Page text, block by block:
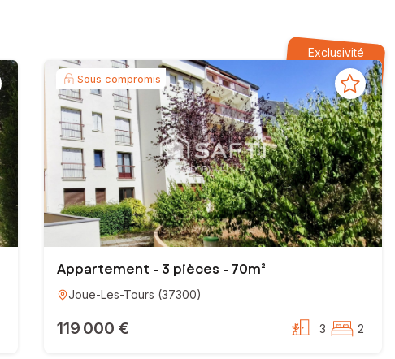
Exclusivité
Sous compromis
Appartement - 3 pièces - 70m²
Joue-Les-Tours (37300)
119 000 € 3 2